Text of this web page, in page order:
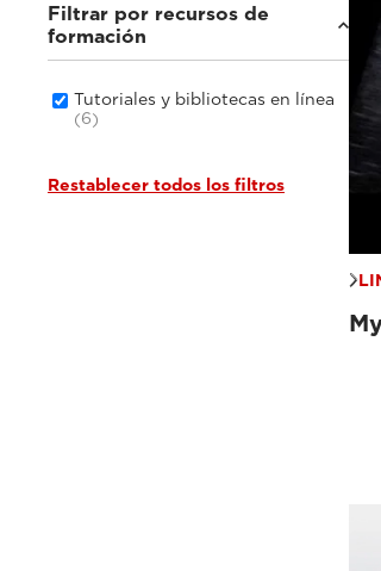
Filtrar por recursos de
formación
Tutoriales y bibliotecas en línea
(6)
Restablecer todos los filtros